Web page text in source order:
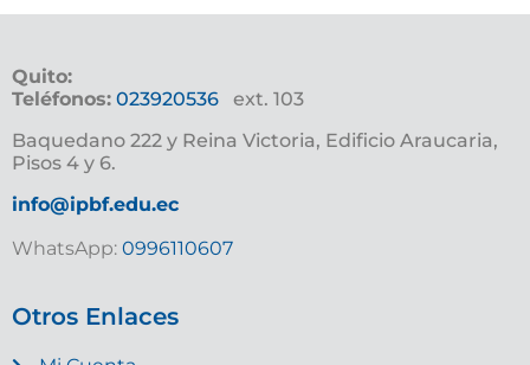
Quito:
Teléfonos: 023920536 ext. 103
Baquedano 222 y Reina Victoria, Edificio Araucaria,
Pisos 4 y 6.
info@ipbf.edu.ec
WhatsApp: 0996110607
Otros Enlaces